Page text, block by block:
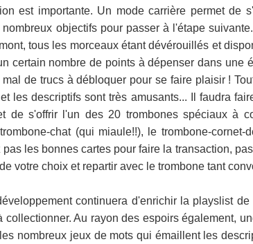
est importante. Un mode carrière permet de
objectifs pour passer à l'étape
tous les morceaux étant dévérouillés et
certain nombre de points à dépenser dans une
de trucs à débloquer pour se faire plaisir !
les descriptifs sont très amusants... Il faudra
de s'offrir l'un des 20 trombones spéciaux à
chat (qui miaule!!), le trombone-cornet-
les bonnes cartes pour faire la transaction,
votre choix et repartir avec le trombone tant
continuera d'enrichir la playslist
Au rayon des espoirs également,
nombreux jeux de mots qui émaillent les